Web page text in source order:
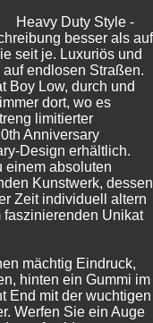
Heavy Duty Style -
besser als auf
seit je. Luxuriös und
endlosen Straßen.
Boy Low, durch und
dort, wo es
limitierter
Anniversary
Design erhältlich.
einem absoluten
Kunstwerk, dessen
Zeit individuell altern
faszinierenden Unikat
mächtig Eindruck,
hinten ein Gummi im
End mit der wuchtigen
Werfen Sie ein Auge